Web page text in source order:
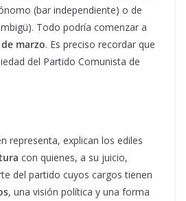
(bar independiente) o de
Todo podría comenzar a
marzo. Es preciso recordar que
del Partido Comunista de
representa, explican los ediles
con quienes, a su juicio,
del partido cuyos cargos tienen
, una visión política y una forma